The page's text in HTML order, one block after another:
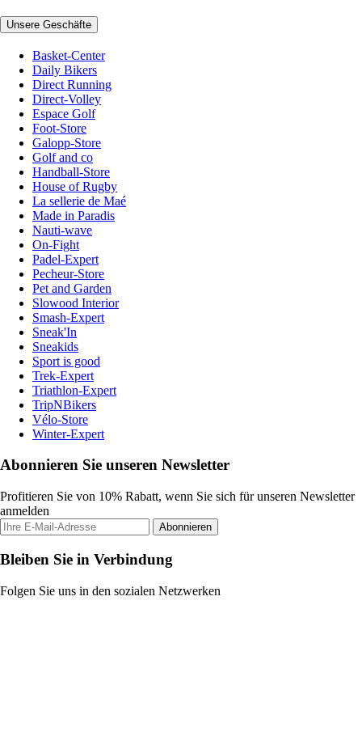
Unsere Geschäfte
Basket-Center
Daily Bikers
Direct Running
Direct-Volley
Espace Golf
Foot-Store
Galopp-Store
Golf and co
Handball-Store
House of Rugby
La sellerie de Maé
Made in Paradis
Nauti-wave
On-Fight
Padel-Expert
Pecheur-Store
Pet and Garden
Slowood Interior
Smash-Expert
Sneak'In
Sneakids
Sport is good
Trek-Expert
Triathlon-Expert
TripNBikers
Vélo-Store
Winter-Expert
Abonnieren Sie unseren Newsletter
Profitieren Sie von 10% Rabatt, wenn Sie sich für unseren Newsletter
anmelden
Abonnieren
Bleiben Sie in Verbindung
Folgen Sie uns in den sozialen Netzwerken